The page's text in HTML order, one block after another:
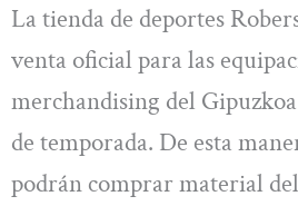
La tienda de deportes
venta oficial para las
merchandising del
de temporada. De esta
podrán comprar material